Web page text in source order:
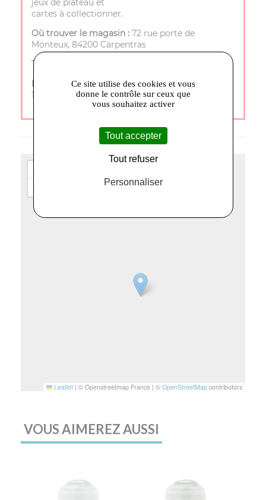
jeux de plateau et
cartes à collectionner.
Où trouver le magasin : 72 rue porte de
Monteux, 84200 Carpentras
Téléphone :
Horaires d’ouverture : Mardi à Samedi - 9h30 à
12h et 14h à 18h Lundi et Dimanche - Fermé
Leaflet | © Openstreetmap France | © OpenStreetMap contributors
VOUS AIMEREZ AUSSI
Ce site utilise des cookies et vous
donne le contrôle sur ceux que
vous souhaitez activer
Tout accepter
Tout refuser
Personnaliser